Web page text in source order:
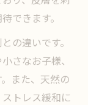
できます。
の違いです。
さなお子様、
また、天然の
トレス緩和に